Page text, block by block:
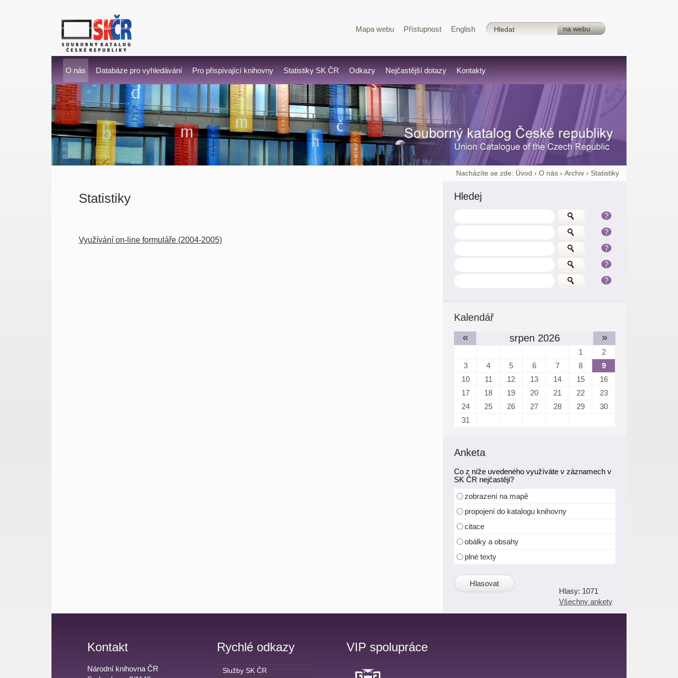
Mapa webu Přístupnost English
O nás Databáze pro vyhledávání Pro přispívající knihovny Statistiky SK ČR Odkazy Nejčastější dotazy Kontakty
Nacházíte se zde: Úvod ›O nás ›Archiv › Statistiky
Statistiky
Využívání on-line formuláře (2004-2005)
Hledej
?
?
?
?
?
Kalendář
«
srpen 2026 »
1
2
3
4 5 6 7 8
9
10
11 12 13 14 15
16
17
18 19 20 21 22
23
24
25 26 27 28 29
30
31
Anketa
Co z níže uvedeného využíváte v záznamech v
SK ČR nejčastěji?
zobrazení na mapě
propojení do katalogu knihovny
citace
obálky a obsahy
plné texty
1071
Všechny ankety
Kontakt
Národní knihovna ČR
Rychlé odkazy
Služby SK ČR
VIP spolupráce